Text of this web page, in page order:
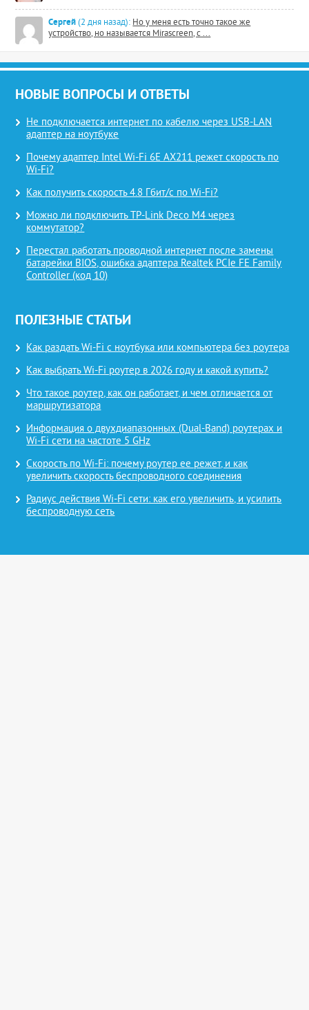
Сергей (2 дня назад): Но у меня есть точно такое же
устройство, но называется Mirascreen, с ...
НОВЫЕ ВОПРОСЫ И ОТВЕТЫ
Не подключается интернет по кабелю через USB-LAN
адаптер на ноутбуке
Почему адаптер Intel Wi-Fi 6E AX211 режет скорость по
Wi-Fi?
Как получить скорость 4.8 Гбит/с по Wi-Fi?
Можно ли подключить TP-Link Deco M4 через
коммутатор?
Перестал работать проводной интернет после замены
батарейки BIOS, ошибка адаптера Realtek PCIe FE Family
Controller (код 10)
ПОЛЕЗНЫЕ СТАТЬИ
Как раздать Wi-Fi с ноутбука или компьютера без роутера
Как выбрать Wi-Fi роутер в 2026 году и какой купить?
Что такое роутер, как он работает, и чем отличается от
маршрутизатора
Информация о двухдиапазонных (Dual-Band) роутерах и
Wi-Fi сети на частоте 5 GHz
Скорость по Wi-Fi: почему роутер ее режет, и как
увеличить скорость беспроводного соединения
Радиус действия Wi-Fi сети: как его увеличить, и усилить
беспроводную сеть